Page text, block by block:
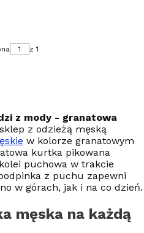
z 1
z mody - granatowa
z odzieżą męską
w kolorze granatowym
kurtka pikowana
puchowa w trakcie
z puchu zapewni
w górach, jak i na co dzień.
męska na każdą